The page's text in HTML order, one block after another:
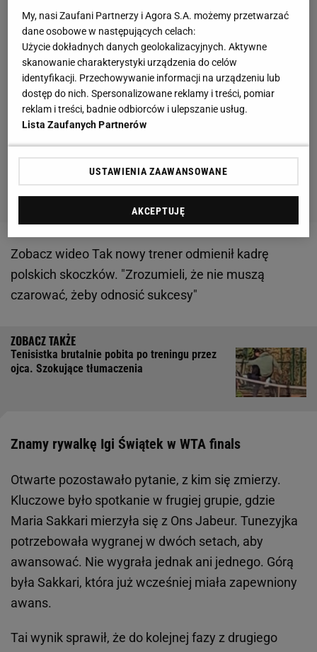
Zobacz wideoTak nowy trener odmienił kadrę
polskich skoczków. "Zrozumieli, że nie muszą
czarować, żeby odnosić sukcesy"
Tenisistka brutalnie pobita po treningu przez
ojca. Szokujące tłumaczenia
Znamy rywalkę Igi Świątek w WTA finals
Otwarte pozostawało pytanie, z kim się zmierzy.
Kluczowe było spotkanie w frugiej grupie, gdzie
Maria Sakkari mierzyła się z Ons Jabeur. Tunezyjka
potrzebowała wygranej w dwóch setach, aby
awansować. Nie wygrała jednak ani jednego. Górą
była Sakkari, która już wcześniej miała zapewniony
awans.
Tai wynik sprawił, że do kolejnej fazy z drugiego
My, nasi Zaufani Partnerzy i Agora S.A. możemy przetwarzać
dane osobowe w następujących celach:
Użycie dokładnych danych geolokalizacyjnych. Aktywne
skanowanie charakterystyki urządzenia do celów
identyfikacji. Przechowywanie informacji na urządzeniu lub
dostęp do nich. Spersonalizowane reklamy i treści, pomiar
reklam i treści, badnie odbiorców i ulepszanie usług.
Lista Zaufanych Partnerów
USTAWIENIA ZAAWANSOWANE
AKCEPTUJĘ